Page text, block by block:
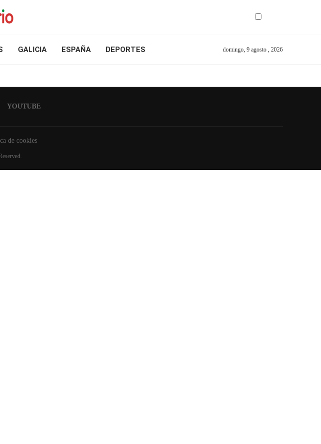
GALICIA ESPAÑA DEPORTES domingo, 9 agosto , 2026
YOUTUBE
de cookies